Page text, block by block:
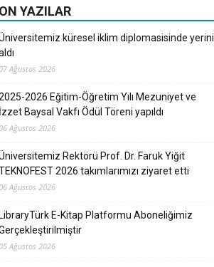
YAZILAR
küresel iklim diplomasisinde yerini
07 Ağustos 2026
2026 Eğitim-Öğretim Yılı Mezuniyet ve
İzzet Baysal Vakfı Ödül Töreni yapıldı
06 Ağustos 2026
Rektörü Prof. Dr. Faruk Yiğit
2026 takımlarımızı ziyaret etti
06 Ağustos 2026
LibraryTürk E-Kitap Platformu Aboneliğimiz
05 Ağustos 2026